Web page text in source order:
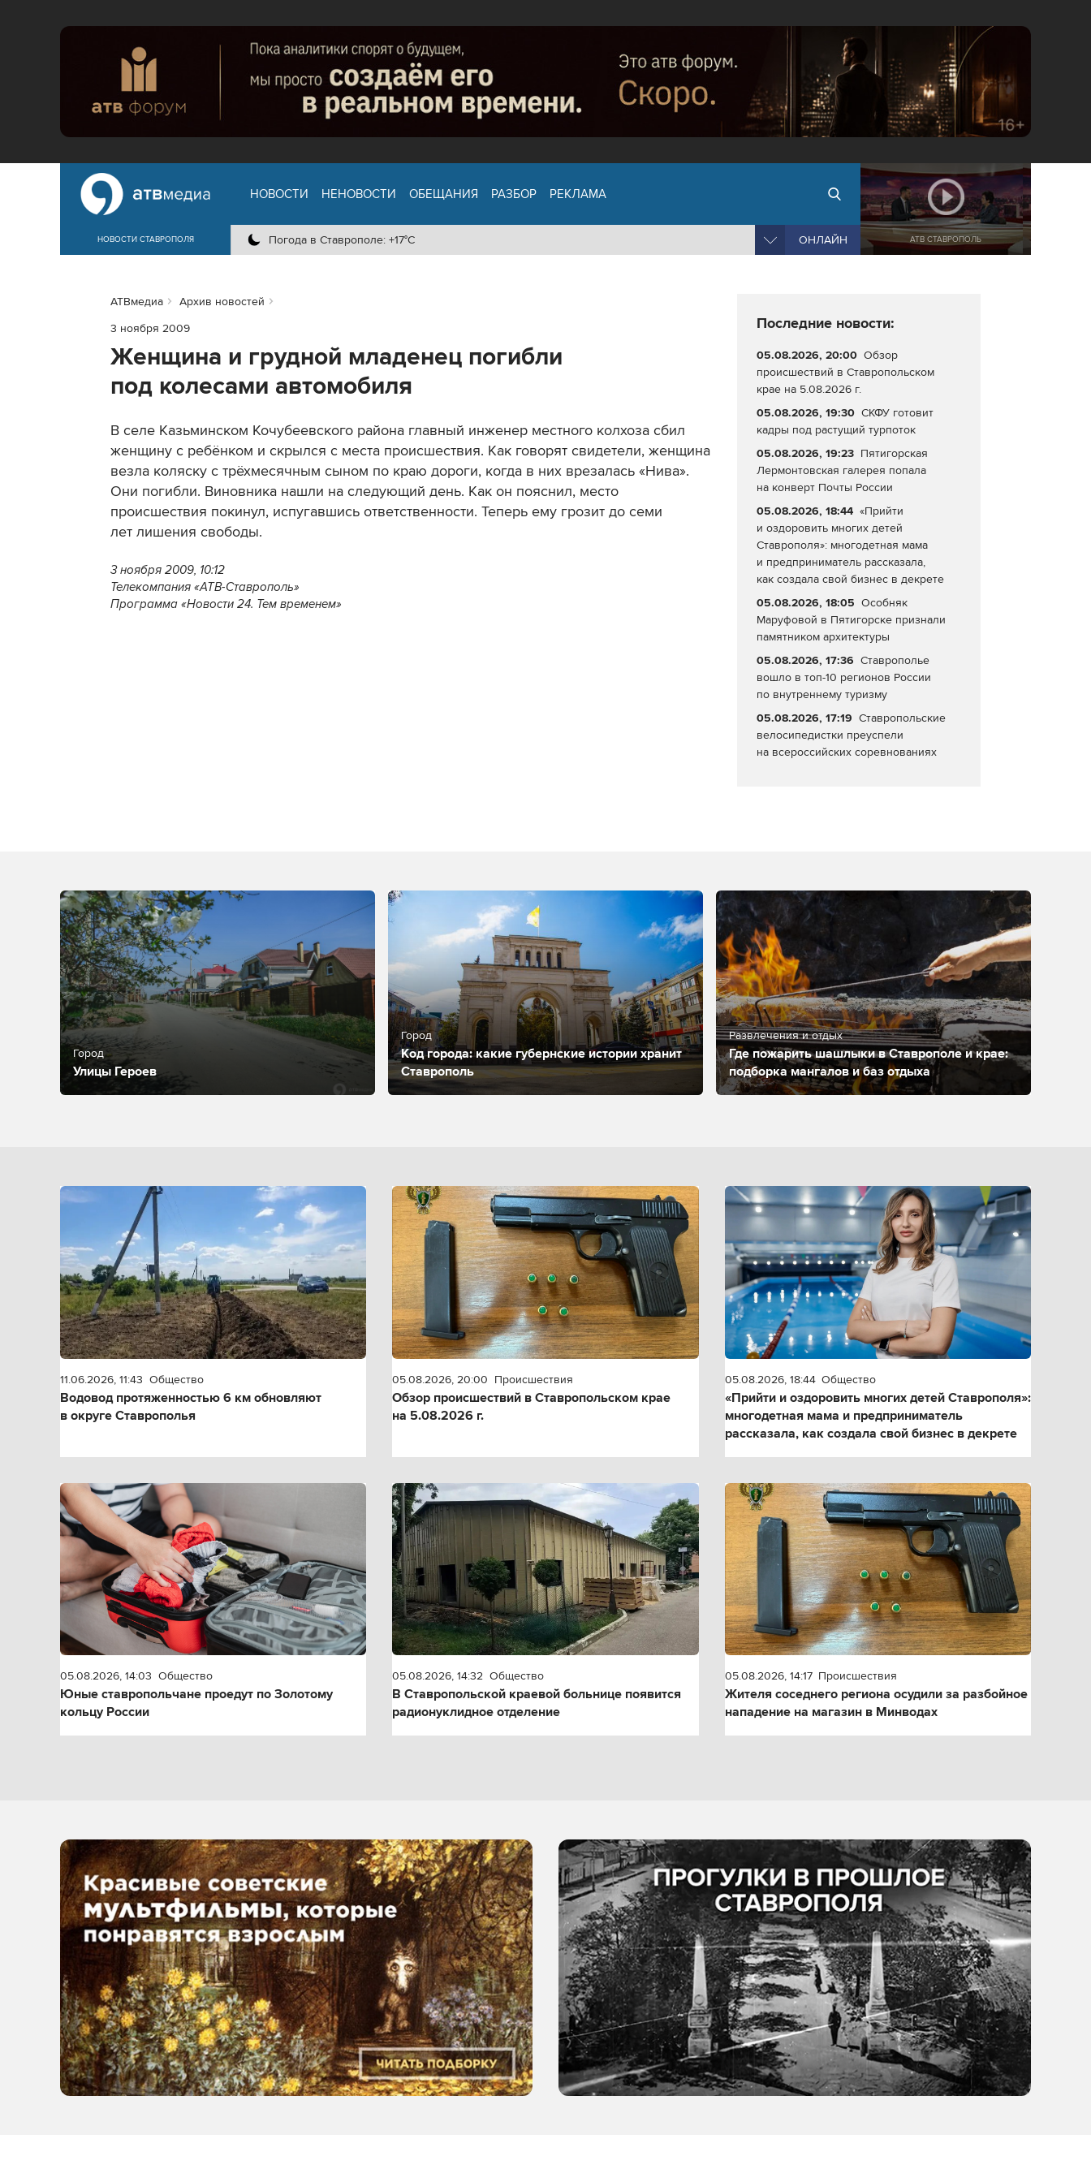
НОВОСТИ СТАВРОПОЛЯ
НОВОСТИ НЕНОВОСТИ ОБЕЩАНИЯ РАЗБОР РЕКЛАМА
Погода в Ставрополе: +17°C ОНЛАЙН АТВ СТАВРОПОЛЬ
АТВмедиа
Архив новостей
3 ноября 2009
Женщина и грудной младенец погибли
под колесами автомобиля
В селе Казьминском Кочубеевского района главный инженер местного колхоза сбил
женщину с ребёнком и скрылся с места происшествия. Как говорят свидетели, женщина
везла коляску с трёхмесячным сыном по краю дороги, когда в них врезалась «Нива».
Они погибли. Виновника нашли на следующий день. Как он пояснил, место
происшествия покинул, испугавшись ответственности. Теперь ему грозит до семи
лет лишения свободы.
3 ноября 2009, 10:12
Телекомпания «АТВ-Ставрополь»
Программа «Новости 24. Тем временем»
Последние новости:
05.08.2026, 20:00 Обзор
происшествий в Ставропольском
крае на 5.08.2026 г.
05.08.2026, 19:30 СКФУ готовит
кадры под растущий турпоток
05.08.2026, 19:23 Пятигорская
Лермонтовская галерея попала
на конверт Почты России
05.08.2026, 18:44 «Прийти
и оздоровить многих детей
Ставрополя»: многодетная мама
и предприниматель рассказала,
как создала свой бизнес в декрете
05.08.2026, 18:05 Особняк
Маруфовой в Пятигорске признали
памятником архитектуры
05.08.2026, 17:36 Ставрополье
вошло в топ-10 регионов России
по внутреннему туризму
05.08.2026, 17:19 Ставропольские
велосипедистки преуспели
на всероссийских соревнованиях
Город
Улицы Героев
Город
Код города: какие губернские истории хранит
Ставрополь
Развлечения и отдых
Где пожарить шашлыки в Ставрополе и крае:
подборка мангалов и баз отдыха
11.06.2026, 11:43 Общество
Водовод протяженностью 6 км обновляют
в округе Ставрополья
05.08.2026, 20:00 Происшествия
Обзор происшествий в Ставропольском крае
на 5.08.2026 г.
05.08.2026, 18:44 Общество
«Прийти и оздоровить многих детей Ставрополя»:
многодетная мама и предприниматель
рассказала, как создала свой бизнес в декрете
05.08.2026, 14:03 Общество
Юные ставропольчане проедут по Золотому
кольцу России
05.08.2026, 14:32 Общество
В Ставропольской краевой больнице появится
радионуклидное отделение
05.08.2026, 14:17 Происшествия
Жителя соседнего региона осудили за разбойное
нападение на магазин в Минводах